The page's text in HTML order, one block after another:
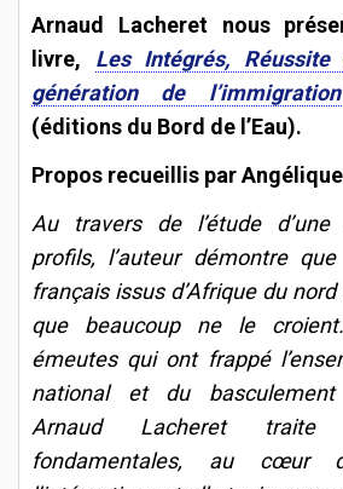
Arnaud Lacheret nous
livre, Les Intégrés,
génération de
(éditions du Bord de l’Eau).
Propos recueillis par
Au travers de l’étude d’une
profils, l’auteur démontre
français issus d’Afrique du
que beaucoup ne le
émeutes qui ont frappé
national et du basculement
Arnaud Lacheret traite
fondamentales, au cœur